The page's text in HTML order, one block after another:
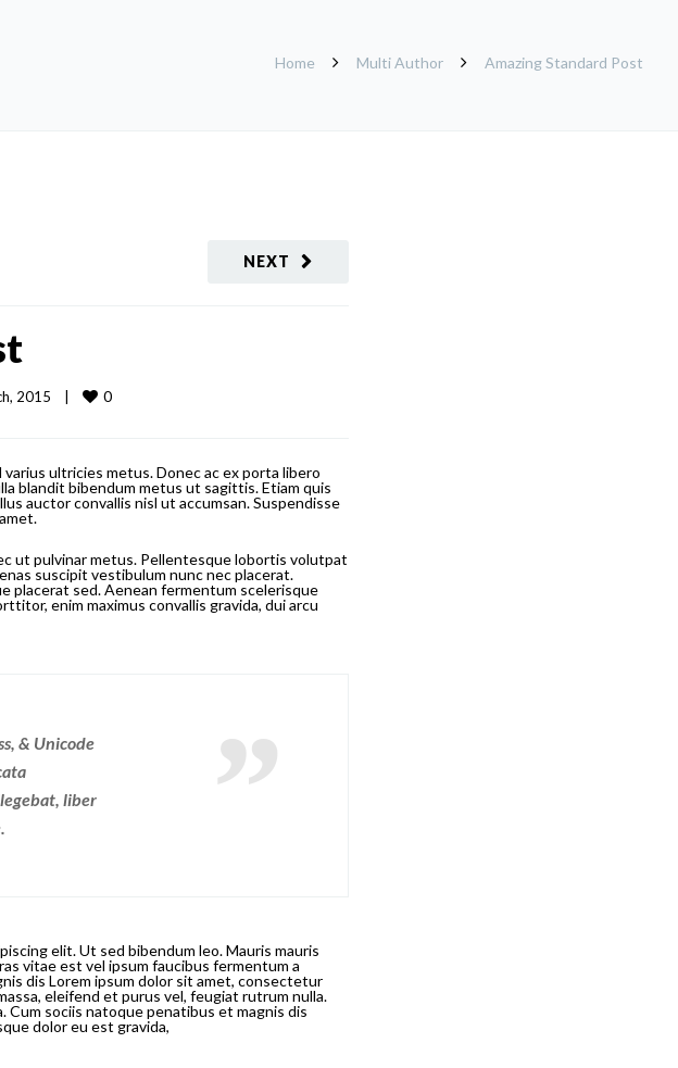
Home Multi Author Amazing Standard Post
NEXT
2015 0
ultricies metus. Donec ac ex porta libero
blandit bibendum metus ut sagittis. Etiam quis
auctor convallis nisl ut accumsan. Suspendisse
ut pulvinar metus. Pellentesque lobortis volutpat
suscipit vestibulum nunc nec placerat.
placerat sed. Aenean fermentum scelerisque
enim maximus convallis gravida, dui arcu
& Unicode
liber
elit. Ut sed bibendum leo. Mauris mauris
vitae est vel ipsum faucibus fermentum a
dis Lorem ipsum dolor sit amet, consectetur
eleifend et purus vel, feugiat rutrum nulla.
sociis natoque penatibus et magnis dis
dolor eu est gravida,